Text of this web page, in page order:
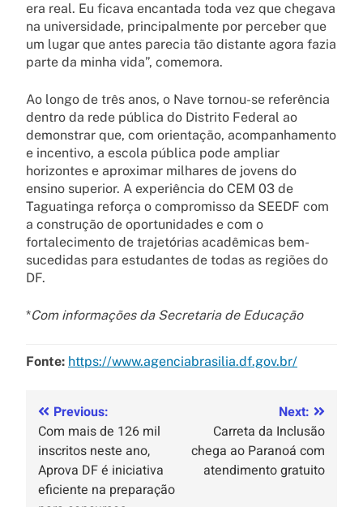
era real. Eu ficava encantada toda vez que chegava
na universidade, principalmente por perceber que
um lugar que antes parecia tão distante agora fazia
parte da minha vida”, comemora.
Ao longo de três anos, o Nave tornou-se referência
dentro da rede pública do Distrito Federal ao
demonstrar que, com orientação, acompanhamento
e incentivo, a escola pública pode ampliar
horizontes e aproximar milhares de jovens do
ensino superior. A experiência do CEM 03 de
Taguatinga reforça o compromisso da SEEDF com
a construção de oportunidades e com o
fortalecimento de trajetórias acadêmicas bem-
sucedidas para estudantes de todas as regiões do
DF.
*Com informações da Secretaria de Educação
Fonte: https://www.agenciabrasilia.df.gov.br/
Previous:
Com mais de 126 mil
inscritos neste ano,
Aprova DF é iniciativa
eficiente na preparação
Next:
Carreta da Inclusão
chega ao Paranoá com
atendimento gratuito